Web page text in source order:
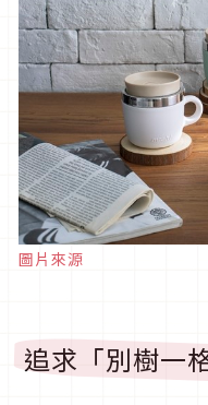
圖片來源
追求「別樹一